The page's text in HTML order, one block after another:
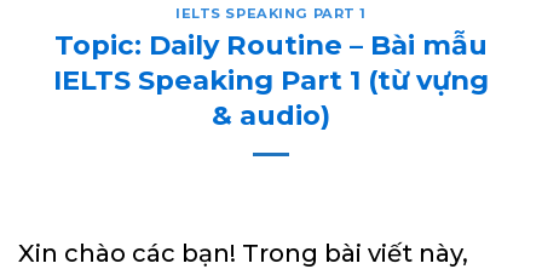
IELTS SPEAKING PART 1
Topic: Daily Routine – Bài mẫu
IELTS Speaking Part 1 (từ vựng
& audio)
Xin chào các bạn! Trong bài viết này,